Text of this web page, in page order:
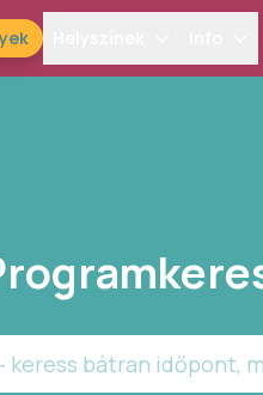
keress bátran időpont,